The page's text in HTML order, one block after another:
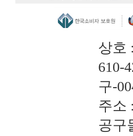
상호
610-
구-
주소
공구